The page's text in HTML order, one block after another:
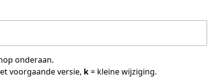
onderaan.
voorgaande versie, k= kleine wijziging.